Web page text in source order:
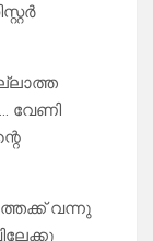
വേണി
വന്നു